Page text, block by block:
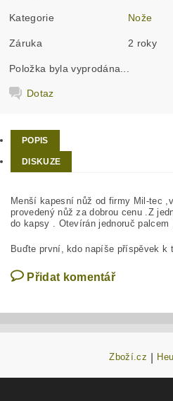
Kategorie Nože
Záruka 2 roky
Položka byla vyprodána...
Dotaz
POPIS
DISKUZE
Menší kapesní nůž od firmy Mil-tec
provedený nůž za dobrou cenu .Z
do kapsy . Otevírán jednoruč palcem
Buďte první, kdo napíše příspěvek k
Přidat komentář
Zboží.cz